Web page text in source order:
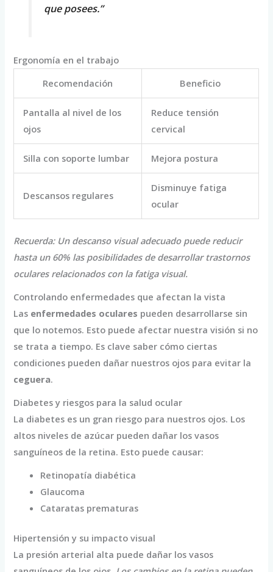
que posees.”
Ergonomía en el trabajo
Recomendación
Beneficio
Pantalla al nivel de los
ojos
Reduce tensión
cervical
Silla con soporte lumbar Mejora postura
Descansos regulares
Disminuye fatiga
ocular
Recuerda: Un descanso visual adecuado puede reducir
hasta un 60% las posibilidades de desarrollar trastornos
oculares relacionados con la fatiga visual.
Controlando enfermedades que afectan la vista
Las enfermedades oculares pueden desarrollarse sin
que lo notemos. Esto puede afectar nuestra visión si no
se trata a tiempo. Es clave saber cómo ciertas
condiciones pueden dañar nuestros ojos para evitar la
ceguera.
Diabetes y riesgos para la salud ocular
La diabetes es un gran riesgo para nuestros ojos. Los
altos niveles de azúcar pueden dañar los vasos
sanguíneos de la retina. Esto puede causar:
Retinopatía diabética
Glaucoma
Cataratas prematuras
Hipertensión y su impacto visual
La presión arterial alta puede dañar los vasos